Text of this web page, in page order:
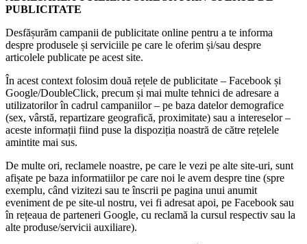
PUBLICITATE
Desfășurăm campanii de publicitate online pentru a te informa
despre produsele și serviciile pe care le oferim și/sau despre
articolele publicate pe acest site.
În acest context folosim două rețele de publicitate – Facebook și
Google/DoubleClick, precum și mai multe tehnici de adresare a
utilizatorilor în cadrul campaniilor – pe baza datelor demografice
(sex, vârstă, repartizare geografică, proximitate) sau a intereselor –
aceste informații fiind puse la dispoziția noastră de către rețelele
amintite mai sus.
De multe ori, reclamele noastre, pe care le vezi pe alte site-uri, sunt
afișate pe baza informatiilor pe care noi le avem despre tine (spre
exemplu, când vizitezi sau te înscrii pe pagina unui anumit
eveniment de pe site-ul nostru, vei fi adresat apoi, pe Facebook sau
în rețeaua de parteneri Google, cu reclamă la cursul respectiv sau la
alte produse/servicii auxiliare).